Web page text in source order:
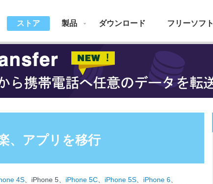
ストア 製品 ダウンロード フリーソフト
、アプリを移行
4S 、iPhone 5、 iPhone 5C iPhone 5S iPhone 6